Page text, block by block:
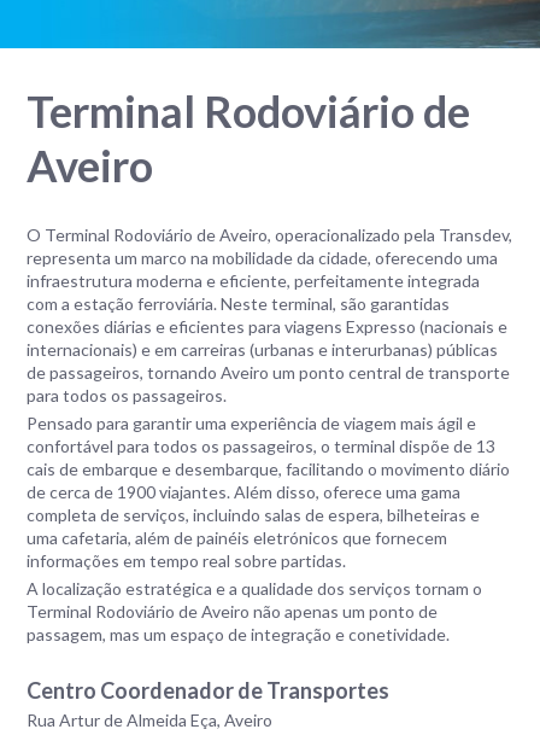
Terminal Rodoviário de
Aveiro
O Terminal Rodoviário de Aveiro, operacionalizado pela Transdev,
representa um marco na mobilidade da cidade, oferecendo uma
infraestrutura moderna e eficiente, perfeitamente integrada
com a estação ferroviária. Neste terminal, são garantidas
conexões diárias e eficientes para viagens Expresso (nacionais e
internacionais) e em carreiras (urbanas e interurbanas) públicas
de passageiros, tornando Aveiro um ponto central de transporte
para todos os passageiros.
Pensado para garantir uma experiência de viagem mais ágil e
confortável para todos os passageiros, o terminal dispõe de 13
cais de embarque e desembarque, facilitando o movimento diário
de cerca de 1900 viajantes. Além disso, oferece uma gama
completa de serviços, incluindo salas de espera, bilheteiras e
uma cafetaria, além de painéis eletrónicos que fornecem
informações em tempo real sobre partidas.
A localização estratégica e a qualidade dos serviços tornam o
Terminal Rodoviário de Aveiro não apenas um ponto de
passagem, mas um espaço de integração e conetividade.
Centro Coordenador de Transportes
Rua Artur de Almeida Eça, Aveiro